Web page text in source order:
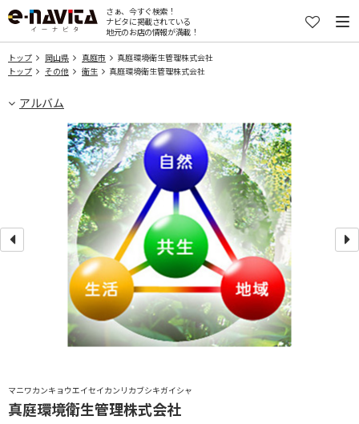
さぁ、今すぐ検索！
ナビタに掲載されている
地元のお店の情報が満載！
トップ 岡山県 真庭市
真庭環境衛生管理株式会社
トップ
その他 衛生 真庭環境衛生管理株式会社
アルバム
マニワカンキョウエイセイカンリカブシキガイシャ
真庭環境衛生管理株式会社